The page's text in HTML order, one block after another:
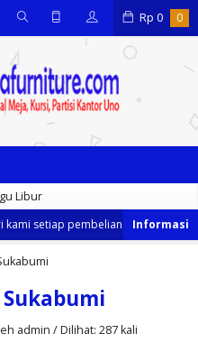
Rp 0 0
Libur
setiap pembelian meja, kursi,
admin / Dilihat: 287 kali